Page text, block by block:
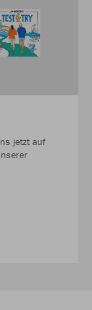
jetzt auf